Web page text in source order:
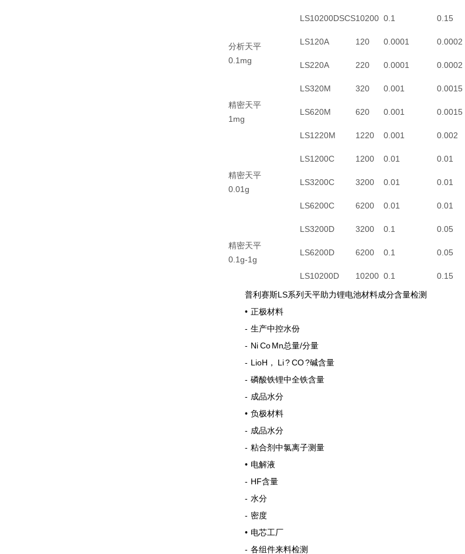
LS10200DSCS10200 0.1 0.15
分析天平
0.1mg
LS120A 120 0.0001 0.0002
LS220A 220 0.0001 0.0002
精密天平
1mg
LS320M 320 0.001 0.0015
LS620M 620 0.001 0.0015
LS1220M 1220 0.001 0.002
精密天平
0.01g
LS1200C 1200 0.01 0.01
LS3200C 3200 0.01 0.01
LS6200C 6200 0.01 0.01
精密天平
0.1g-1g
LS3200D 3200 0.1 0.05
LS6200D 6200 0.1 0.05
LS10200D 10200 0.1 0.15
普利赛斯LS系列天平助力锂电池材料成分含量检测
• 正极材料
- 生产中控水份
- Ni Co Mn总量/分量
- LioH， Li ? CO ?碱含量
- 磷酸铁锂中全铁含量
- 成品水分
• 负极材料
- 成品水分
- 粘合剂中氯离子测量
• 电解液
- HF含量
- 水分
- 密度
• 电芯工厂
- 各组件来料检测